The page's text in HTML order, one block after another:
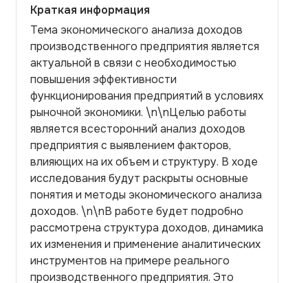
Краткая информация
Тема экономического анализа доходов
производственного предприятия является
актуальной в связи с необходимостью
повышения эффективности
функционирования предприятий в условиях
рыночной экономики. \n\nЦелью работы
является всесторонний анализ доходов
предприятия с выявлением факторов,
влияющих на их объем и структуру. В ходе
исследования будут раскрыты основные
понятия и методы экономического анализа
доходов. \n\nВ работе будет подробно
рассмотрена структура доходов, динамика
их изменения и применение аналитических
инструментов на примере реального
производственного предприятия. Это